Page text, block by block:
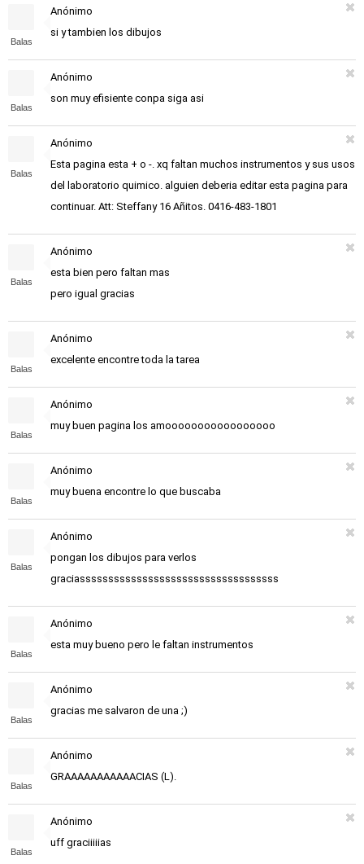
Balas
Anónimo
si y tambien los dibujos
Balas
Anónimo
son muy efisiente conpa siga asi
Balas
Anónimo
Esta pagina esta + o -. xq faltan muchos instrumentos y sus usos
del laboratorio quimico. alguien deberia editar esta pagina para
continuar. Att: Steffany 16 Añitos. 0416-483-1801
Balas
Anónimo
esta bien pero faltan mas
pero igual gracias
Balas
Anónimo
excelente encontre toda la tarea
Balas
Anónimo
muy buen pagina los amooooooooooooooooo
Balas
Anónimo
muy buena encontre lo que buscaba
Balas
Anónimo
pongan los dibujos para verlos
graciasssssssssssssssssssssssssssssssssss
Balas
Anónimo
esta muy bueno pero le faltan instrumentos
Balas
Anónimo
gracias me salvaron de una ;)
Balas
Anónimo
GRAAAAAAAAAAACIAS (L).
Balas
Anónimo
uff graciiiiias